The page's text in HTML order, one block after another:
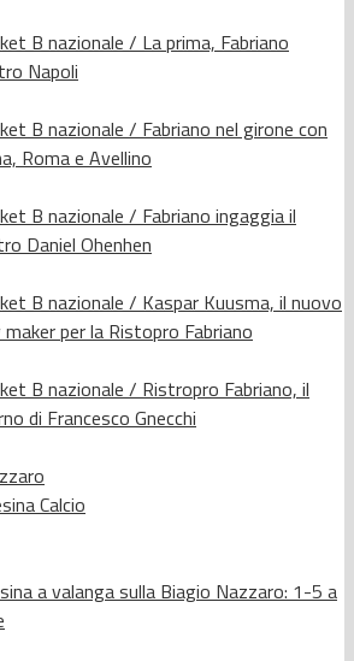
B nazionale / La prima, Fabriano
Napoli
B nazionale / Fabriano nel girone con
Roma e Avellino
B nazionale / Fabriano ingaggia il
Daniel Ohenhen
B nazionale / Kaspar Kuusma, il nuovo
maker per la Ristopro Fabriano
B nazionale / Ristropro Fabriano, il
di Francesco Gnecchi
Calcio
a valanga sulla Biagio Nazzaro: 1-5 a